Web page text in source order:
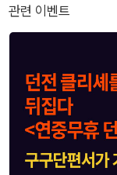
관련 이벤트